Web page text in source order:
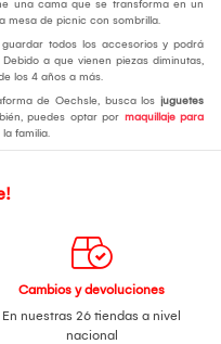
una cama que se transforma en un
mesa de picnic con sombrilla.
todos los accesorios y podrá
Debido a que vienen piezas diminutas,
los 4 años a más.
de Oechsle, busca los juguetes
puedes optar por maquillaje para
familia.
Cambios y devoluciones
En nuestras 26 tiendas a nivel
nacional